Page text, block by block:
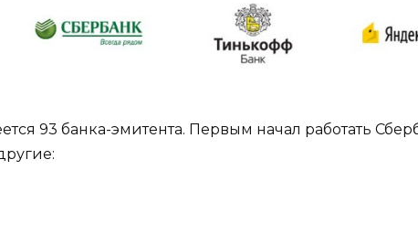
93 банка-эмитента. Первым начал работать